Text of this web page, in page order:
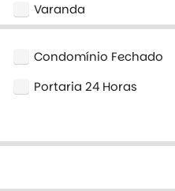
Varanda
Condomínio Fechado
Portaria 24 Horas